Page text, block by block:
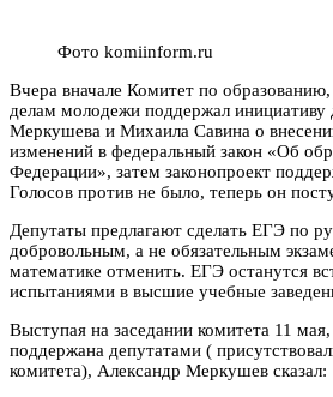
Фото komiinform.ru
Вчера вначале Комитет по
делам молодежи поддержал инициативу
Меркушева и Михаила Савина о
изменений в федеральный закон «Об
Федерации», затем законопроект
Голосов против не было, теперь он
Депутаты предлагают сделать ЕГЭ по
добровольным, а не обязательным
математике отменить. ЕГЭ останутся
испытаниями в высшие учебные
Выступая на заседании комитета 11
поддержана депутатами (
комитета), Александр Меркушев сказал: